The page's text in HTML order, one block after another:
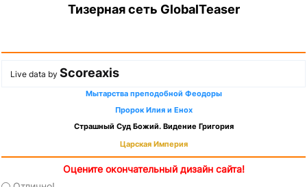
Тизерная сеть GlobalTeaser
Live data by Scoreaxis
Мытарства преподобной Феодоры
Пророк Илия и Енох
Страшный Суд Божий. Видение Григория
Царская Империя
Оцените окончательный дизайн сайта!